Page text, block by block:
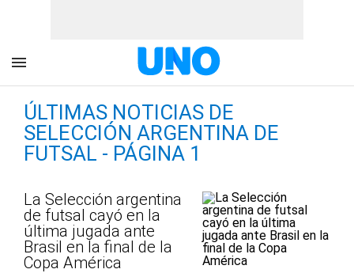
ÚLTIMAS NOTICIAS DE
SELECCIÓN ARGENTINA DE
FUTSAL - PÁGINA 1
La Selección argentina
de futsal cayó en la
última jugada ante
Brasil en la final de la
Copa América